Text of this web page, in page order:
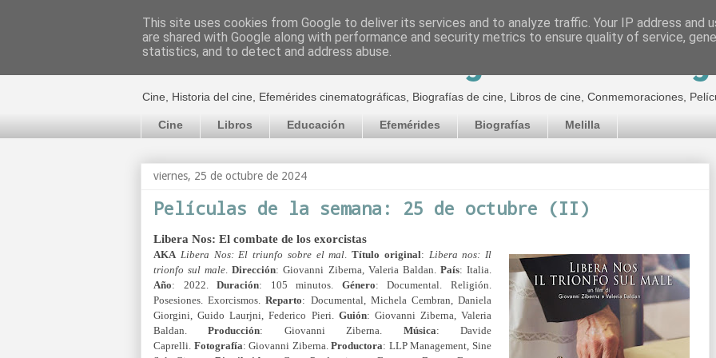
El cultural cinematográfico de Jorge
Cine, Historia del cine, Efemérides cinematográficas, Biografías de cine, Libros de cine, Conmemoraciones,
Cine Libros Educación Efemérides Biografías Melilla
viernes, 25 de octubre de 2024
Películas de la semana: 25 de octubre (II)
Libera Nos: El combate de los exorcistas
AKA Libera Nos: El triunfo sobre el mal Título original: Libera nos: Il
trionfo sul male .Dirección: Giovanni Ziberna, Valeria Baldan. País: Italia.
Año: 2022.Duración: 105 minutos. Género: Documental. Religión.
Posesiones. Exorcismos.Reparto: Documental, Michela Cembran, Daniela
Giorgini, Guido Laurjni, Federico Pieri. Guión: Giovanni Ziberna, Valeria
Baldan.Producción: Giovanni Ziberna. Música: Davide
Caprelli. Fotografía: Giovanni Ziberna.Productora: LLP Management, Sine
This site uses cookies from Google to deliver its services and to analyze traffic. Your IP address and
are shared with Google along with performance and security metrics to ensure quality of service,
statistics, and to detect and address abuse.